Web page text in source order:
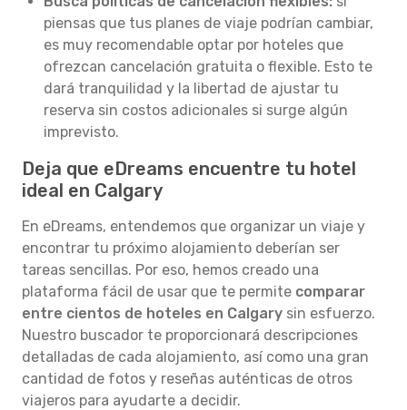
piensas que tus planes de viaje podrían cambiar,
es muy recomendable optar por hoteles que
ofrezcan cancelación gratuita o flexible. Esto te
dará tranquilidad y la libertad de ajustar tu
reserva sin costos adicionales si surge algún
imprevisto.
Deja que eDreams encuentre tu hotel
ideal en Calgary
En eDreams, entendemos que organizar un viaje y
encontrar tu próximo alojamiento deberían ser
tareas sencillas. Por eso, hemos creado una
plataforma fácil de usar que te permite comparar
entre cientos de hoteles en Calgary sin esfuerzo.
Nuestro buscador te proporcionará descripciones
detalladas de cada alojamiento, así como una gran
cantidad de fotos y reseñas auténticas de otros
viajeros para ayudarte a decidir.